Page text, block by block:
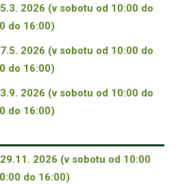
2026 (v sobotu od 10:00 do
do 16:00)
2026 (v sobotu od 10:00 do
do 16:00)
2026 (v sobotu od 10:00 do
do 16:00)
2026 (v sobotu od 10:00
do 16:00)